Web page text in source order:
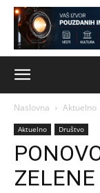
Naslovna Aktuelno
Aktuelno Društvo